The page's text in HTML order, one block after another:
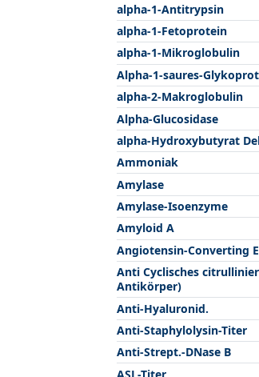
alpha-1-Antitrypsin
alpha-1-Fetoprotein
alpha-1-Mikroglobulin
Alpha-1-saures-
alpha-2-Makroglobulin
Alpha-Glucosidase
alpha-Hydroxybutyrat
Ammoniak
Amylase
Amylase-Isoenzyme
Amyloid A
Angiotensin-Converting
Anti Cyclisches
Antikörper)
Anti-Hyaluronid.
Anti-Staphylolysin-Titer
Anti-Strept.-DNase B
ASL-Titer